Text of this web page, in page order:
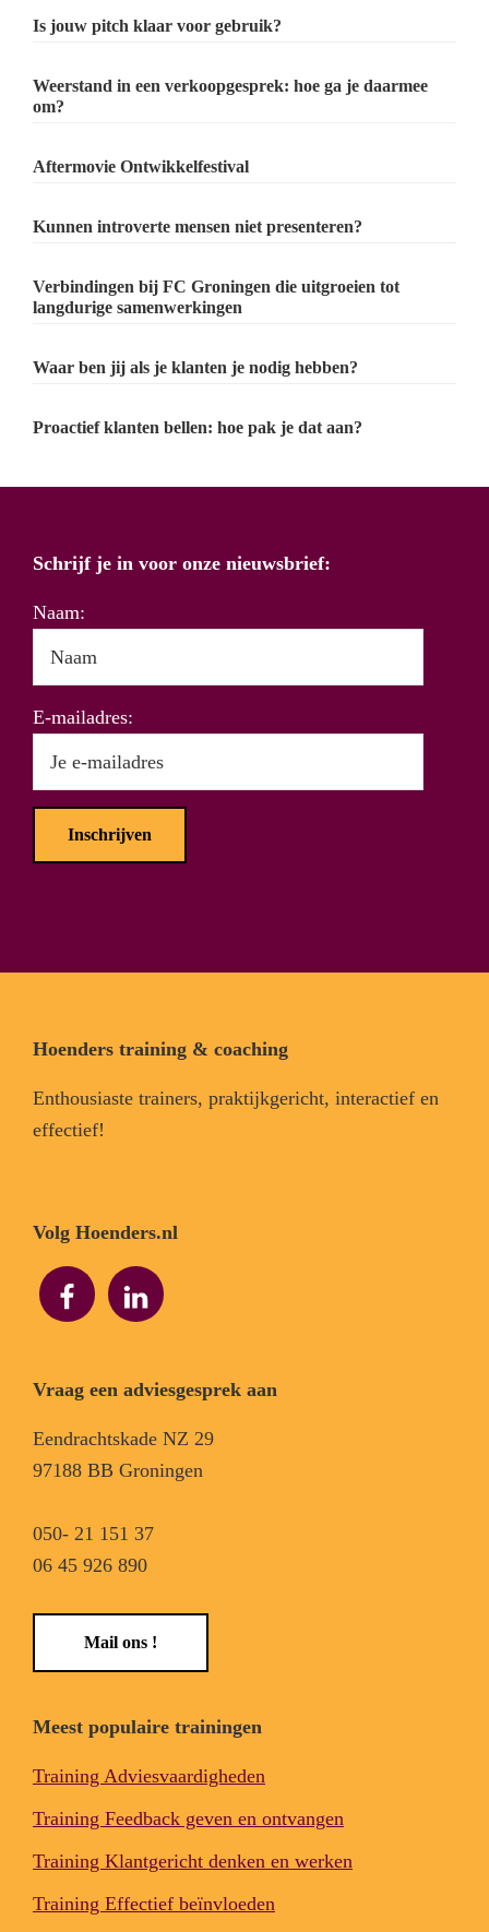
Is jouw pitch klaar voor gebruik?
Weerstand in een verkoopgesprek: hoe ga je daarmee
om?
Aftermovie Ontwikkelfestival
Kunnen introverte mensen niet presenteren?
Verbindingen bij FC Groningen die uitgroeien tot
langdurige samenwerkingen
Waar ben jij als je klanten je nodig hebben?
Proactief klanten bellen: hoe pak je dat aan?
Schrijf je in voor onze nieuwsbrief:
Naam:
E-mailadres:
Footer
Hoenders training & coaching
Enthousiaste trainers, praktijkgericht, interactief en
effectief!
Volg Hoenders.nl
Vraag een adviesgesprek aan
Eendrachtskade NZ 29
97188 BB Groningen
050- 21 151 37
06 45 926 890
Mail ons !
Meest populaire trainingen
Training Adviesvaardigheden
Training Feedback geven en ontvangen
Training Klantgericht denken en werken
Training Effectief beïnvloeden